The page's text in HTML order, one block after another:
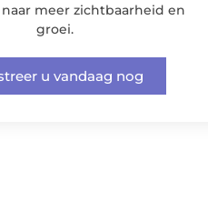
meer zichtbaarheid en
groei.
u vandaag nog